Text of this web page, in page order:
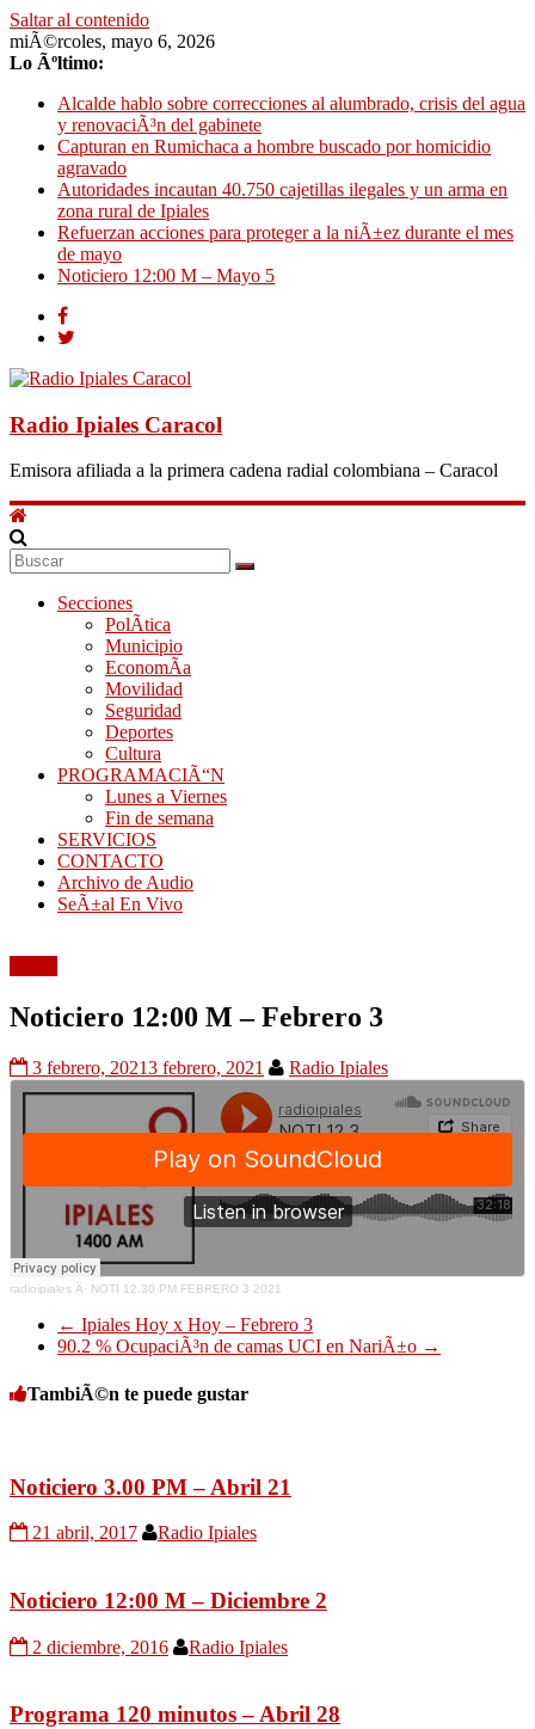
Saltar al contenido
miÃ©rcoles, mayo 6, 2026
Lo Ãºltimo:
Alcalde hablo sobre correcciones al alumbrado, crisis del agua
y renovaciÃ³n del gabinete
Capturan en Rumichaca a hombre buscado por homicidio
agravado
Autoridades incautan 40.750 cajetillas ilegales y un arma en
zona rural de Ipiales
Refuerzan acciones para proteger a la niÃ±ez durante el mes
de mayo
Noticiero 12:00 M – Mayo 5
Radio Ipiales Caracol
Emisora afiliada a la primera cadena radial colombiana – Caracol
Secciones
PolÃ­tica
Municipio
EconomÃ­a
Movilidad
Seguridad
Deportes
Cultura
PROGRAMACIÃ“N
Lunes a Viernes
Fin de semana
SERVICIOS
CONTACTO
Archivo de Audio
SeÃ±al En Vivo
Noticiero 12:00 M – Febrero 3
3 febrero, 20213 febrero, 2021 Radio Ipiales
radioipiales Â· NOTI 12.30 PM FEBRERO 3 2021
← Ipiales Hoy x Hoy – Febrero 3
90.2 % OcupaciÃ³n de camas UCI en NariÃ±o →
TambiÃ©n te puede gustar
Noticiero 3.00 PM – Abril 21
21 abril, 2017 Radio Ipiales
Noticiero 12:00 M – Diciembre 2
2 diciembre, 2016 Radio Ipiales
Programa 120 minutos – Abril 28